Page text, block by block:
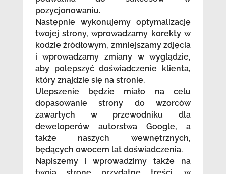
pozycjonowaniu.
Następnie wykonujemy optymalizację
twojej strony, wprowadzamy korekty w
kodzie źródłowym, zmniejszamy zdjęcia
i wprowadzamy zmiany w wyglądzie,
aby polepszyć doświadczenie klienta,
który znajdzie się na stronie.
Ulepszenie będzie miało na celu
dopasowanie strony do wzorców
zawartych w przewodniku dla
deweloperów autorstwa Google, a
także naszych wewnętrznych,
będących owocem lat doświadczenia.
Napiszemy i wprowadzimy także na